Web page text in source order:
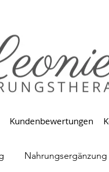
Kundenbewertungen
Nahrungsergänzung